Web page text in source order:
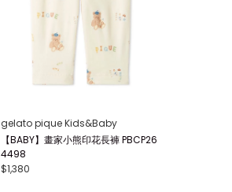
gelato pique Kids&Baby
【BABY】畫家小熊印花長褲 PBCP26
4498
$1,380